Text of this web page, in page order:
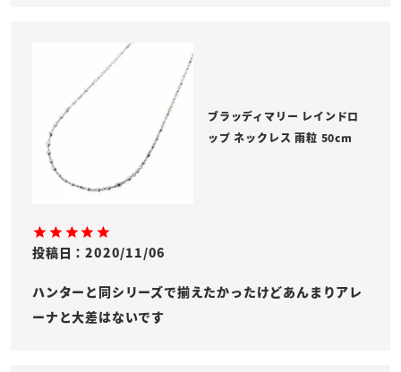
ブラッディマリー レインドロ
ップ ネックレス 雨粒 50cm
投稿日 2020/11/06
ハンターと同シリーズで揃えたかったけどあんまりアレ
ーナと大差はないです